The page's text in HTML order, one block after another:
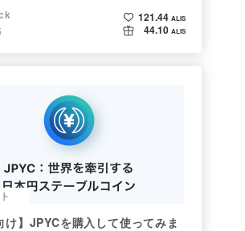
121.44 ALIS
44.10 ALIS
け】JPYCを購入して使ってみま